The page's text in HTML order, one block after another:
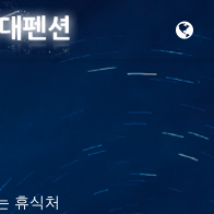
휴식처
북5
북5